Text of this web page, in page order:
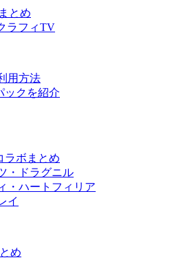
とめ
ラフィTV
用方法
ックを紹介
ラボまとめ
・ドラグニル
・ハートフィリア
イ
め